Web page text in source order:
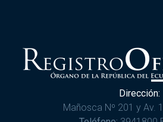
Dirección:
Mañosca Nº 201 y Av.